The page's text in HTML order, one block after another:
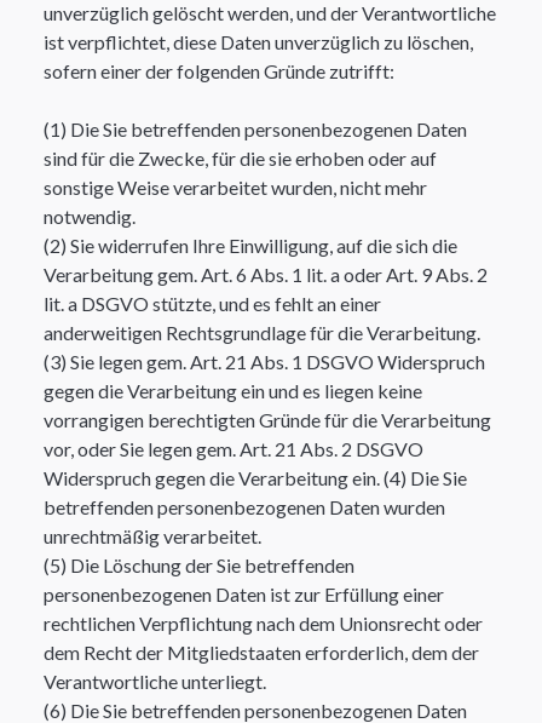
unverzüglich gelöscht werden, und der Verantwortliche
ist verpflichtet, diese Daten unverzüglich zu löschen,
sofern einer der folgenden Gründe zutrifft:​
(1) Die Sie betreffenden personenbezogenen Daten
sind für die Zwecke, für die sie erhoben oder auf
sonstige Weise verarbeitet wurden, nicht mehr
notwendig.
(2) Sie widerrufen Ihre Einwilligung, auf die sich die
Verarbeitung gem. Art. 6 Abs. 1 lit. a oder Art. 9 Abs. 2
lit. a DSGVO stützte, und es fehlt an einer
anderweitigen Rechtsgrundlage für die Verarbeitung.
(3) Sie legen gem. Art. 21 Abs. 1 DSGVO Widerspruch
gegen die Verarbeitung ein und es liegen keine
vorrangigen berechtigten Gründe für die Verarbeitung
vor, oder Sie legen gem. Art. 21 Abs. 2 DSGVO
Widerspruch gegen die Verarbeitung ein. (4) Die Sie
betreffenden personenbezogenen Daten wurden
unrechtmäßig verarbeitet.
(5) Die Löschung der Sie betreffenden
personenbezogenen Daten ist zur Erfüllung einer
rechtlichen Verpflichtung nach dem Unionsrecht oder
dem Recht der Mitgliedstaaten erforderlich, dem der
Verantwortliche unterliegt.
(6) Die Sie betreffenden personenbezogenen Daten